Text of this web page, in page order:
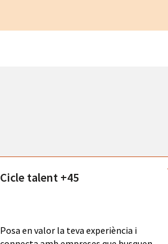
Cicle talent +45
Posa en valor la teva experiència i